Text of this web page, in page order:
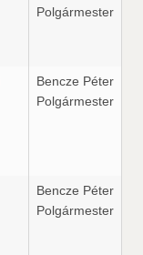
Polgármester
Bencze Péter
Polgármester
Bencze Péter
Polgármester